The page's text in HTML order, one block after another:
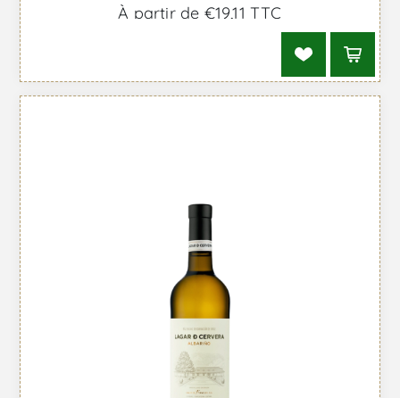
À partir de €19,11 TTC